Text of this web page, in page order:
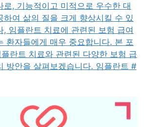
로, 기능적이고 미적으로 우수한 대
하여 삶의 질을 크게 향상시킬 수 있
, 임플란트 치료에 관련된 보험 급여
환자들에게 매우 중요합니다. 본 포
란트 치료와 관련된 다양한 보험 급
방안을 살펴보겠습니다. 임플란트 #